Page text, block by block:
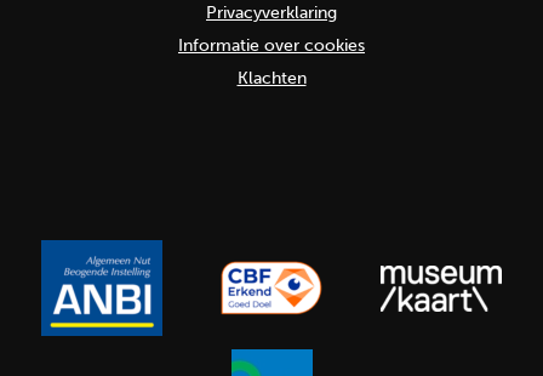
Privacyverklaring
Informatie over cookies
Klachten